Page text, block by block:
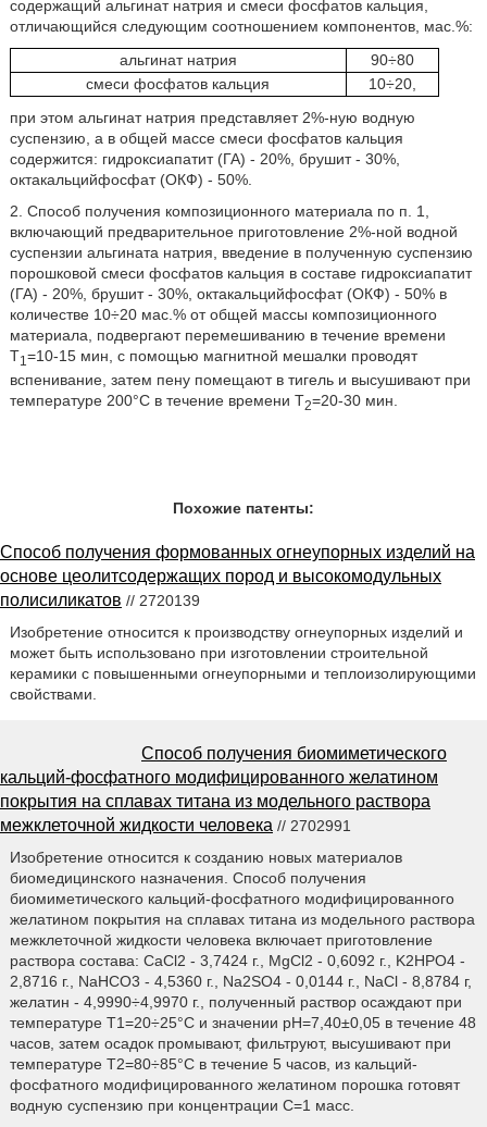
содержащий альгинат натрия и смеси фосфатов кальция,
отличающийся следующим соотношением компонентов, мас.%:
альгинат натрия
90÷80
смеси фосфатов кальция
10÷20,
при этом альгинат натрия представляет 2%-ную водную
суспензию, а в общей массе смеси фосфатов кальция
содержится: гидроксиапатит (ГА) - 20%, брушит - 30%,
октакальцийфосфат (ОКФ) - 50%.
2. Способ получения композиционного материала по п. 1,
включающий предварительное приготовление 2%-ной водной
суспензии альгината натрия, введение в полученную суспензию
порошковой смеси фосфатов кальция в составе гидроксиапатит
(ГА) - 20%, брушит - 30%, октакальцийфосфат (ОКФ) - 50% в
количестве 10÷20 мас.% от общей массы композиционного
материала, подвергают перемешиванию в течение времени
T1 =10-15 мин, с помощью магнитной мешалки проводят
вспенивание, затем пену помещают в тигель и высушивают при
температуре 200°С в течение времени Т2=20-30 мин.
Похожие патенты:
Способ получения формованных огнеупорных изделий на
основе цеолитсодержащих пород и высокомодульных
полисиликатов // 2720139
Изобретение относится к производству огнеупорных изделий и
может быть использовано при изготовлении строительной
керамики с повышенными огнеупорными и теплоизолирующими
свойствами.
Способ получения биомиметического
кальций-фосфатного модифицированного желатином
покрытия на сплавах титана из модельного раствора
межклеточной жидкости человека // 2702991
Изобретение относится к созданию новых материалов
биомедицинского назначения. Способ получения
биомиметического кальций-фосфатного модифицированного
желатином покрытия на сплавах титана из модельного раствора
межклеточной жидкости человека включает приготовление
раствора состава: CaCl2 - 3,7424 г., MgCl2 - 0,6092 г., K2HPO4 -
2,8716 г., NaHCO3 - 4,5360 г., Na2SO4 - 0,0144 г., NaCl - 8,8784 г,
желатин - 4,9990÷4,9970 г., полученный раствор осаждают при
температуре T1=20÷25°С и значении рН=7,40±0,05 в течение 48
часов, затем осадок промывают, фильтруют, высушивают при
температуре Т2=80÷85°С в течение 5 часов, из кальций-
фосфатного модифицированного желатином порошка готовят
водную суспензию при концентрации С=1 масс.